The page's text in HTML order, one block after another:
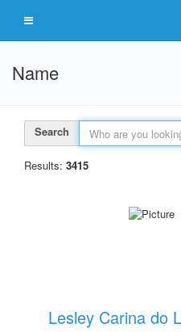
Name
Search
Results: 3415
Lesley Carina do